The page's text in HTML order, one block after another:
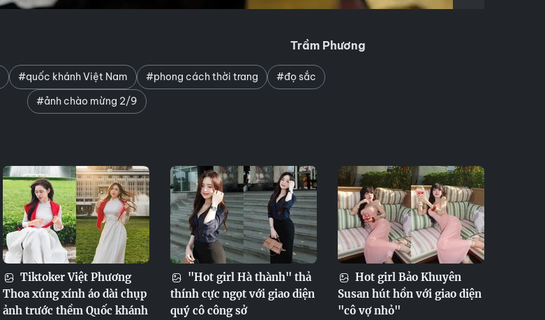
Trầm Phương
#quốc khánh Việt Nam #phong cách thời trang
#đọ sắc
#ảnh chào mừng 2/9
Tiktoker Việt Phương
Thoa xúng xính áo dài chụp
ảnh trước thềm Quốc khánh
"Hot girl Hà thành" thả
thính cực ngọt với giao diện
quý cô công sở
Hot girl Bảo Khuyên
Susan hút hồn với giao diện
"cô vợ nhỏ"